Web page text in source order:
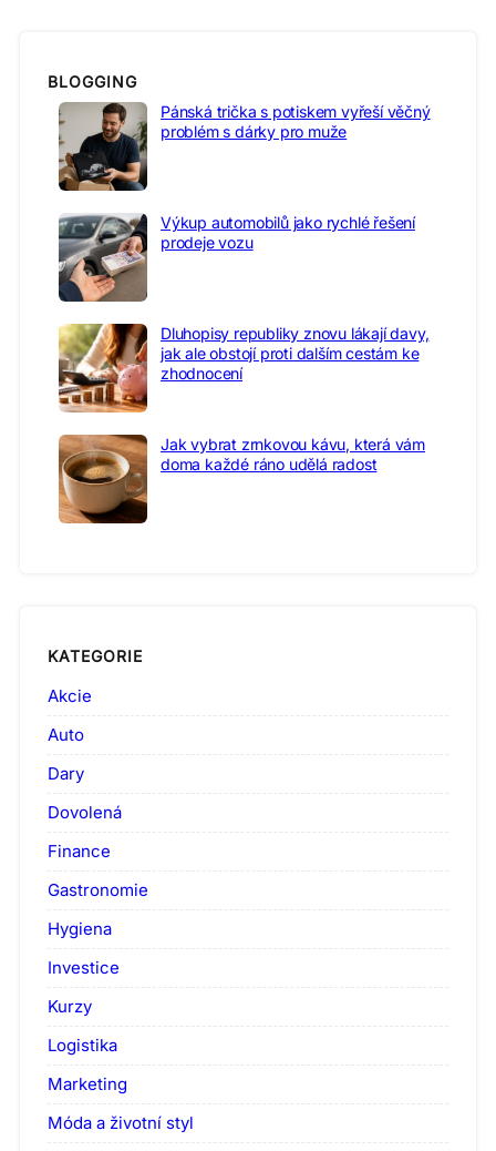
BLOGGING
Pánská trička s potiskem vyřeší věčný
problém s dárky pro muže
Výkup automobilů jako rychlé řešení
prodeje vozu
Dluhopisy republiky znovu lákají davy,
jak ale obstojí proti dalším cestám ke
zhodnocení
Jak vybrat zrnkovou kávu, která vám
doma každé ráno udělá radost
KATEGORIE
Akcie
Auto
Dary
Dovolená
Finance
Gastronomie
Hygiena
Investice
Kurzy
Logistika
Marketing
Móda a životní styl